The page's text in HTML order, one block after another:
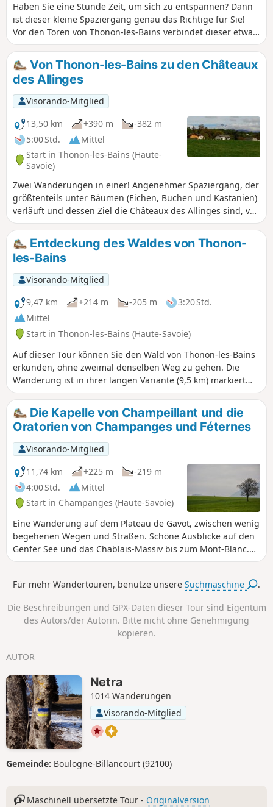
Haben Sie eine Stunde Zeit, um sich zu entspannen? Dann
ist dieser kleine Spaziergang genau das Richtige für Sie!
Vor den Toren von Thonon-les-Bains verbindet dieser etwa
einstündige Spaziergang Aufstiege, flache Abschnitte und
Abstiege. Da sie kurz ist, eignet sie sich zum Training für
längere Wanderungen oder zum Messen der eigenen
Leistungsfähigkeit (die Runde kann mehrmals absolviert
werden). Da die Strecke durchgehend im Wald verläuft,
bietet sie im Sommer Schatten und im Herbst die
Möglichkeit, Kastanien zu sammeln.
Von Thonon-les-Bains zu den Châteaux
des Allinges
Visorando-Mitglied
13,50 km
+390 m
-382 m
5:00 Std.
Mittel
Start in Thonon-les-Bains (Haute-
Savoie)
Zwei Wanderungen in einer! Angenehmer Spaziergang, der
größtenteils unter Bäumen (Eichen, Buchen und Kastanien)
verläuft und dessen Ziel die Châteaux des Allinges sind, von
wo aus man einen sehr schönen Blick auf den Genfer See
auf der einen Seite und die Voralpen auf der anderen Seite
hat. Wenn Ihnen der Aufstieg zum Schloss zu anstrengend
ist, können Sie die Wanderung abkürzen, ohne den Ausblick
von den Burgruinen aus zu genießen.
Entdeckung des Waldes von Thonon-
les-Bains
Visorando-Mitglied
9,47 km
+214 m -205 m
3:20 Std.
Mittel
Start in Thonon-les-Bains (Haute-Savoie)
Auf dieser Tour können Sie den Wald von Thonon-les-Bains
erkunden, ohne zweimal denselben Weg zu gehen. Die
Wanderung ist in ihrer langen Variante (9,5 km) markiert
und beschrieben. Eine kurze Variante (6,5 km) ist ebenfalls
möglich, allerdings mit geringerer Parkplatzverfügbarkeit.
Diese Wanderung eignet sich ideal, um nach einer Pause
wieder ins Training einzusteigen.
Die Kapelle von Champeillant und die
Oratorien von Champanges und Féternes
Visorando-Mitglied
11,74 km
+225 m
-219 m
4:00 Std.
Mittel
Start in Champanges (Haute-Savoie)
Eine Wanderung auf dem Plateau de Gavot, zwischen wenig
begehenen Wegen und Straßen. Schöne Ausblicke auf den
Genfer See und das Chablais-Massiv bis zum Mont-Blanc.
Kleine Kapelle von Champeillant und Oratorien auf dem
Für mehr Wandertouren, benutze unsereSuchmaschine .
Die Beschreibungen und GPX-Daten dieser Tour sind Eigentum
des Autors/der Autorin. Bitte nicht ohne Genehmigung
kopieren.
AUTOR
Netra
1014 Wanderungen
Visorando-Mitglied
Gemeinde: Boulogne-Billancourt (92100)
Maschinell übersetzte Tour - Originalversion